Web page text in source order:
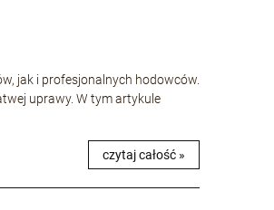
jak i profesjonalnych hodowców.
uprawy. W tym artykule
czytaj całość »